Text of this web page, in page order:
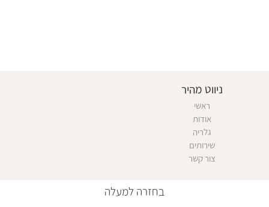
ניווט מהיר
ראשי
אודות
גלריה
שירותים
צור קשר
בחזרה למעלה